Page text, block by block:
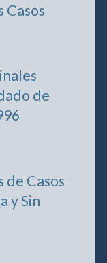
Casos
de
de Casos
y Sin